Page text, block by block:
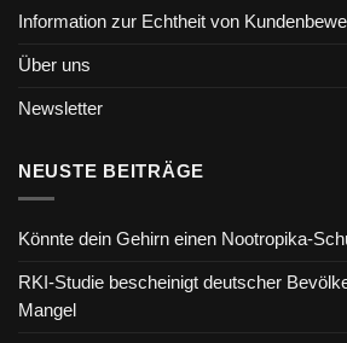
Information zur Echtheit von
Über uns
Newsletter
NEUSTE BEITRÄGE
Könnte dein Gehirn einen Nootropika-
RKI-Studie bescheinigt deutscher
Mangel